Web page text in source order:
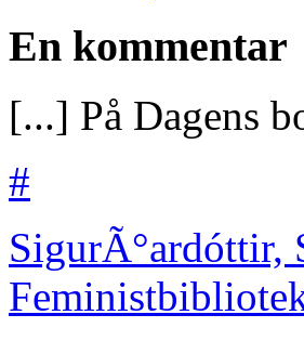
En kommentar
[...] På Dagens
#
SigurÃ°ardóttir,